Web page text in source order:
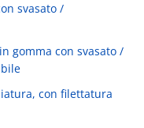
svasato /
gomma con svasato /
con filettatura